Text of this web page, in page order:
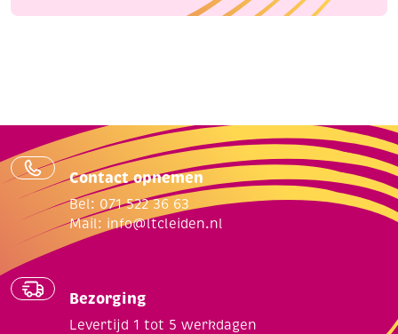
Contact opnemen
Bel: 071 522 36 63
Mail: info@ltcleiden.nl
Bezorging
Levertijd 1 tot 5 werkdagen